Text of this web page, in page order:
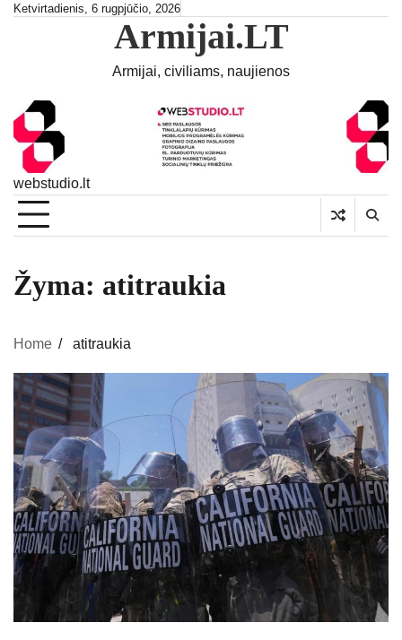
SkipKetvirtadienis, 6 rugpjūčio, 2026
Armijai.LT
Armijai, civiliams, naujienos
webstudio.lt
Žyma: atitraukia
Home atitraukia